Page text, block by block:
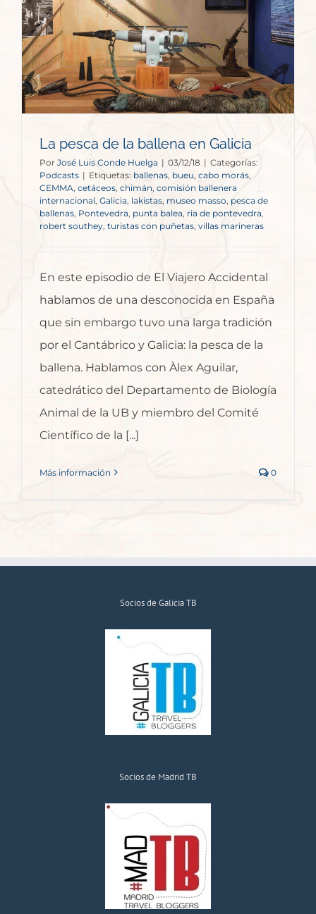
La pesca de la ballena en Galicia
Por José Luis Conde Huelga | 03/12/18 | Categorías:
Podcasts | Etiquetas: ballenas bueu, cabo morás,
CEMMA cetáceos, chimán, comisión ballenera
internacional, Galicia, lakistas, museo masso pesca de
ballenas Pontevedra punta balea ria de pontevedra
robert southey turistas con puñetas villas marineras
En este episodio de El Viajero Accidental
hablamos de una desconocida en España
que sin embargo tuvo una larga tradición
por el Cantábrico y Galicia: la pesca de la
ballena. Hablamos con Àlex Aguilar,
catedrático del Departamento de Biología
Animal de la UB y miembro del Comité
Científico de la [...]
Más información 0
Socios de Galicia TB
Socios de Madrid TB